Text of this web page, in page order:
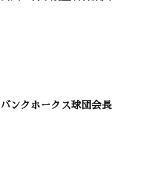
ンクホークス球団会長